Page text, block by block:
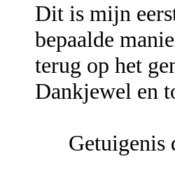
Dit is mijn
bepaalde
terug op het
Dankjewel en
Getuigenis